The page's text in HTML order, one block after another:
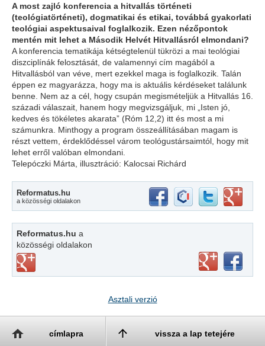
A most zajló konferencia a hitvallás történeti
(teológiatörténeti), dogmatikai és etikai, továbbá gyakorlati
teológiai aspektusaival foglalkozik. Ezen nézőpontok
mentén mit lehet a Második Helvét Hitvallásról elmondani?
A konferencia tematikája kétségtelenül tükrözi a mai teológiai
diszciplínák felosztását, de valamennyi cím magából a
Hitvallásból van véve, mert ezekkel maga is foglalkozik. Talán
éppen ez magyarázza, hogy ma is aktuális kérdéseket találunk
benne. Nem az a cél, hogy csupán megismételjük a Hitvallás 16.
századi válaszait, hanem hogy megvizsgáljuk, mi „Isten jó,
kedves és tökéletes akarata” (Róm 12,2) itt és most a mi
számunkra. Minthogy a program összeállításában magam is
részt vettem, érdeklődéssel várom teológustársaimtól, hogy mit
lehet erről valóban elmondani.
Telepóczki Márta, illusztráció: Kalocsai Richárd
Reformatus.hu
a közösségi oldalakon
Reformatus.hu a
közösségi oldalakon
Asztali verzió
címlapra vissza a lap tetejére